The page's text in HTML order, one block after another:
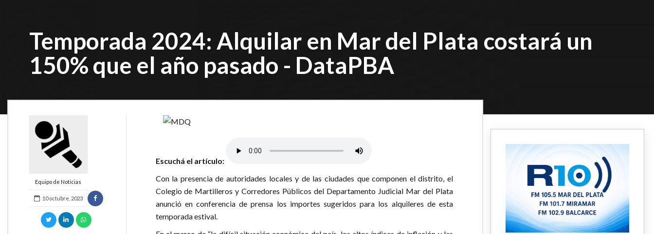
Temporada 2024: Alquilar en Mar del Plata costará un
150% que el año pasado - DataPBA
Equipo de Noticias
10 octubre, 2023
Escuchá el artículo:
Con la presencia de autoridades locales y de las ciudades que componen el distrito, el
Colegio de Martilleros y Corredores Públicos del Departamento Judicial Mar del Plata
anunció en conferencia de prensa los importes sugeridos para los alquileres de esta
temporada estival.